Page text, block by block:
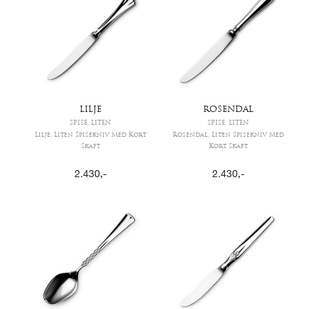
LILJE
SPISE, LITEN
Lilje, Liten Spisekniv Med Kort
Skaft
2.430,-
ROSENDAL
SPISE, LITEN
Rosendal, Liten Spisekniv Med
Kort Skaft
2.430,-